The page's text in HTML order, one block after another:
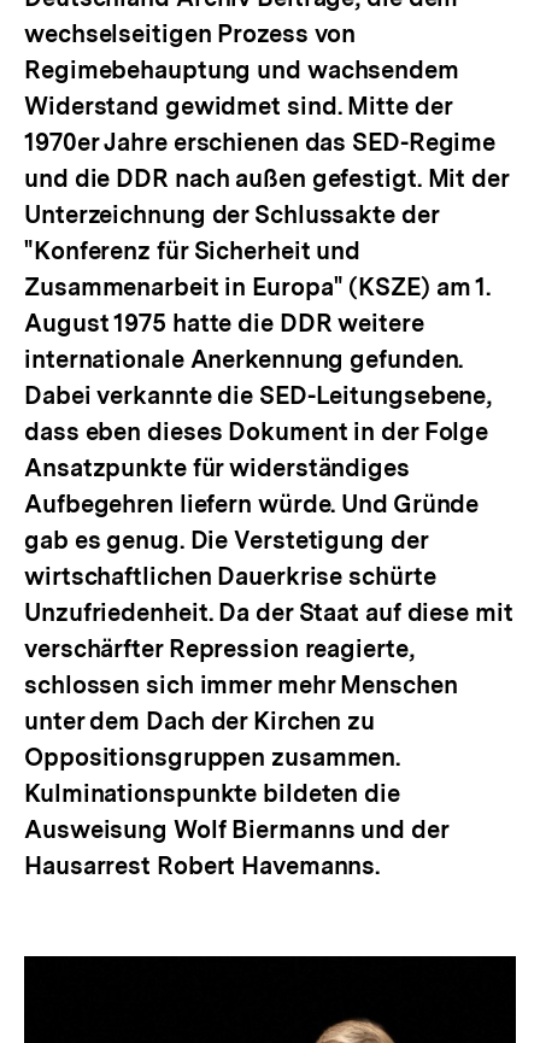
wechselseitigen Prozess von
Regimebehauptung und wachsendem
Widerstand gewidmet sind. Mitte der
1970er Jahre erschienen das SED-Regime
und die DDR nach außen gefestigt. Mit der
Unterzeichnung der Schlussakte der
"Konferenz für Sicherheit und
Zusammenarbeit in Europa" (KSZE) am 1.
August 1975 hatte die DDR weitere
internationale Anerkennung gefunden.
Dabei verkannte die SED-Leitungsebene,
dass eben dieses Dokument in der Folge
Ansatzpunkte für widerständiges
Aufbegehren liefern würde. Und Gründe
gab es genug. Die Verstetigung der
wirtschaftlichen Dauerkrise schürte
Unzufriedenheit. Da der Staat auf diese mit
verschärfter Repression reagierte,
schlossen sich immer mehr Menschen
unter dem Dach der Kirchen zu
Oppositionsgruppen zusammen.
Kulminationspunkte bildeten die
Ausweisung Wolf Biermanns und der
Hausarrest Robert Havemanns.